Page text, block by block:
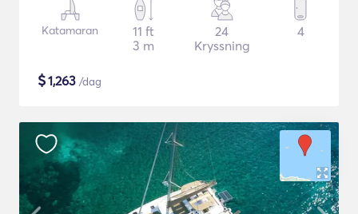
Katamaran
11 ft
3 m
24
Kryssning
4
$1,263 /dag